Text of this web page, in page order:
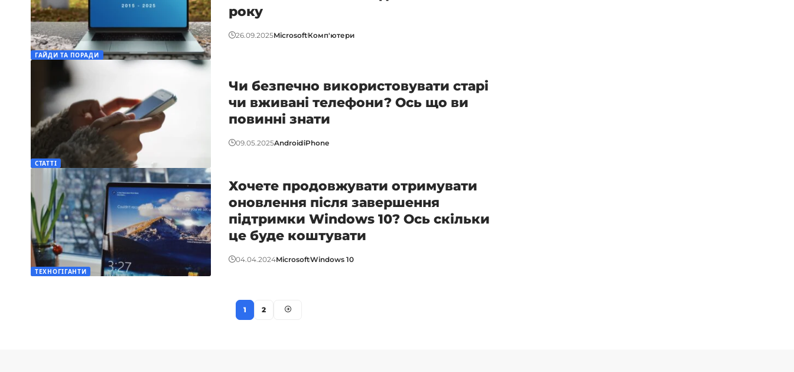
ГАЙДИ ТА ПОРАДИ
року
26.09.2025MicrosoftКомп'ютери
СТАТТІ
Чи безпечно використовувати старі
чи вживані телефони? Ось що ви
повинні знати
09.05.2025AndroidiPhone
ТЕХНОГІГАНТИ
Хочете продовжувати отримувати
оновлення після завершення
підтримки Windows 10? Ось скільки
це буде коштувати
04.04.2024MicrosoftWindows 10
1 2